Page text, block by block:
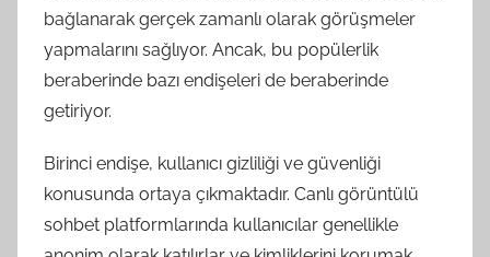
bağlanarak gerçek zamanlı olarak görüşmeler
yapmalarını sağlıyor. Ancak, bu popülerlik
beraberinde bazı endişeleri de beraberinde
getiriyor.
Birinci endişe, kullanıcı gizliliği ve güvenliği
konusunda ortaya çıkmaktadır. Canlı görüntülü
sohbet platformlarında kullanıcılar genellikle